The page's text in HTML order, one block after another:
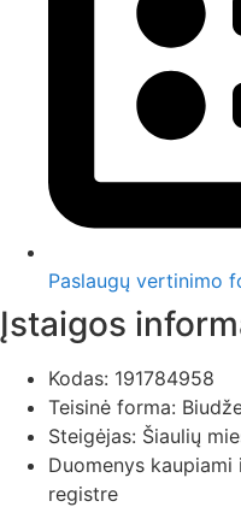
Paslaugų vertinimo
Įstaigos
Kodas: 191784958
Teisinė forma:
Steigėjas: Šiaulių
Duomenys
registre